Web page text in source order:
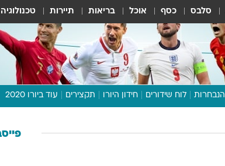
סלבס כסף אוכל בריאות תיירות טכנולוגיה
הנבחרות לוח שידורים חידון היורו תקצירים עוד ביורו 2020
תכנית היורו